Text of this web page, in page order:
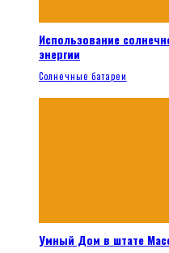
Использование
энергии
Солнечные батареи
Умный Дом в штате